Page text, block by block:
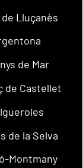
Lluçanès
de Mar
de Castellet
de la Selva
Montmany